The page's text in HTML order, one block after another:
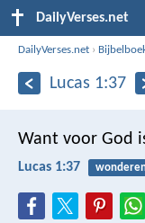
DailyVerses.net
DailyVerses.net ›
Lucas 1:37
Want voor God
Lucas 1:37